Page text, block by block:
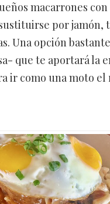
macarrones con
por jamón,
Una opción
que te aportará la
ir como una moto el